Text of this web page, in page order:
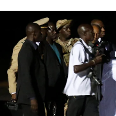
nord
wahrheit
verlag
verlag
veranstaltungen